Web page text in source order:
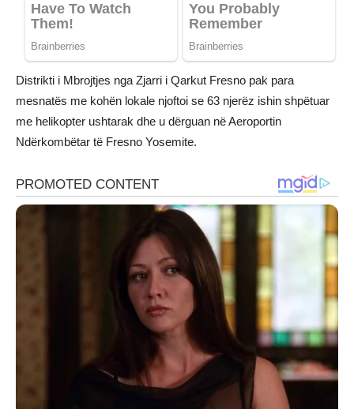
Distrikti i Mbrojtjes nga Zjarri i Qarkut Fresno pak para
mesnatës me kohën lokale njoftoi se 63 njerëz ishin shpëtuar
me helikopter ushtarak dhe u dërguan në Aeroportin
Ndërkombëtar të Fresno Yosemite.